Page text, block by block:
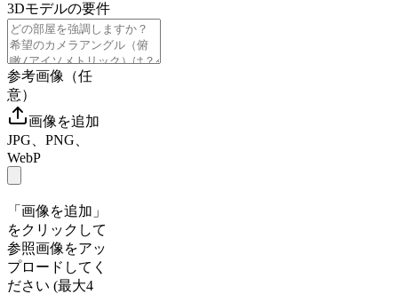
3Dモデルの要件
参考画像（任
意）
画像を追加
JPG、PNG、
WebP
「画像を追加」
をクリックして
参照画像をアッ
プロードしてく
ださい (最大4